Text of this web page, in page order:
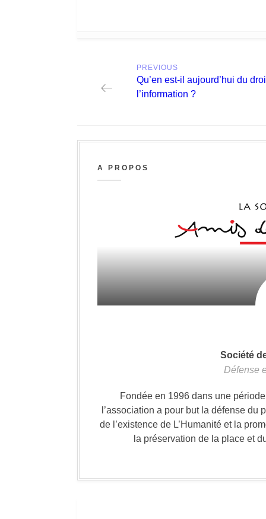
navigation
PREVIOUS
Previous
post:
Qu’en est-il aujourd’hui du
l’information ?
A PROPOS
Société
Défense
Fondée en 1996 dans une
l’association a pour but la défense
de l’existence de L’Humanité et la
la préservation de la place et